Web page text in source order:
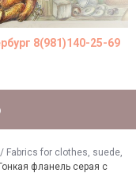
8(981)140-25-69
for clothes, suede,
фланель серая с